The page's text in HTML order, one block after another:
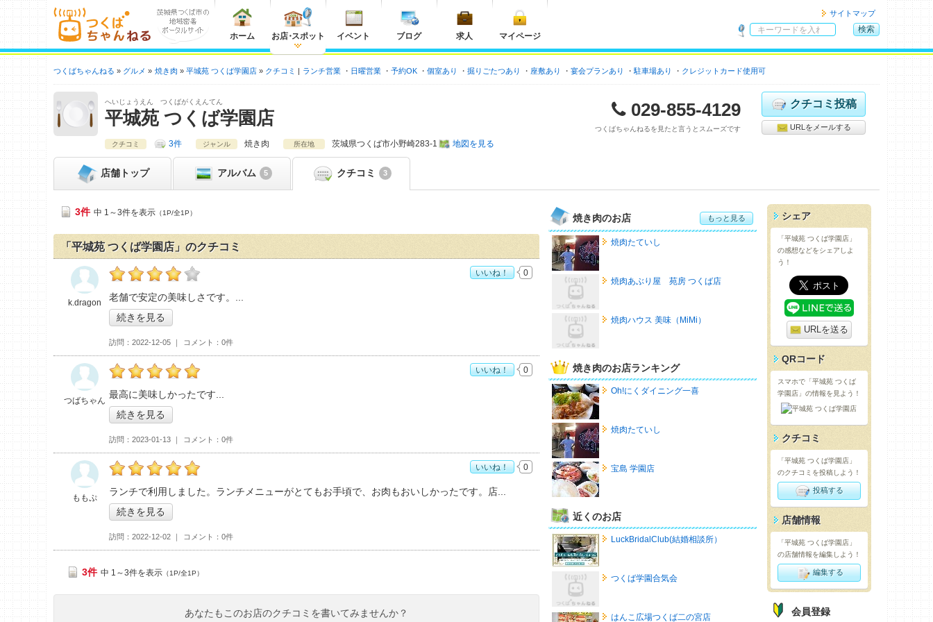
ホーム お店・スポット イベント ブログ 求人 マイページ
サイトマップ
ト
内
索
検索
つくばちゃんねる グルメ 焼き肉 平城苑 つくば学園店 クチコミ ランチ営業 日曜営業 予約OK 個室あり 掘りごたつあり 座敷あり 宴会プランあり 駐車場あり クレジットカード使用可
へいじょうえん つくばがくえんてん
平城苑 つくば学園店 029-855-4129
つくばちゃんねるを見たと言うとスムーズです
クチコミ投稿
URLをメールする
クチコミ 3件 ジャンル 焼き肉 所在地 茨城県つくば市小野崎283-1 地図を見る
店舗 トップ アルバム 5 クチコミ 3
3件 中 1～3件を表示 （1P/全1P）
「平城苑 つくば学園店」のクチコミ
k.dragonの「平城苑 つくば学園店>」おすすめ度：
老舗で安定の美味しさです。
続きを見る
訪問 2022-12-05 コメント 0件
k.dragon
いいね！ 0
つばちゃんの「平城苑 つくば学園店>」おすすめ度：
最高に美味しかったです
続きを見る
訪問 2023-01-13 コメント 0件
つばちゃん
いいね！ 0
ももぷの「平城苑 つくば学園店>」おすすめ度：
ランチで利用しました。ランチメニューがとてもお手頃で、お肉もおいしかったです。店
続きを見る
訪問 2022-12-02 コメント 0件
ももぷ
いいね！ 0
3件 中 1～3件を表示 （1P/全1P）
あなたもこのお店のクチコミを書いてみませんか？
焼き肉のお店 もっと見る
焼肉たていし
焼肉あぶり屋 苑房 つくば店
焼肉ハウス 美味（MiMi）
焼き肉のお店ランキング
Oh!にくダイニング一喜
焼肉たていし
宝島 学園店
近くのお店
LuckBridalClub(結婚相談所）
つくば学園合気会
はんこ広場つくば二の宮店
シェア
「平城苑 つくば学園店」
の感想などをシェアしよ
う！
URLを送る
QRコード
スマホで「平城苑 つくば
学園店」の情報を見よう！
クチコミ
「平城苑 つくば学園店」
のクチコミを投稿しよう！
投稿する
店舗情報
「平城苑 つくば学園店」
の店舗情報を編集しよう！
編集する
会員登録